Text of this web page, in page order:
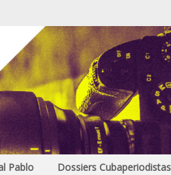
Pablo Dossiers Cubaperiodistas